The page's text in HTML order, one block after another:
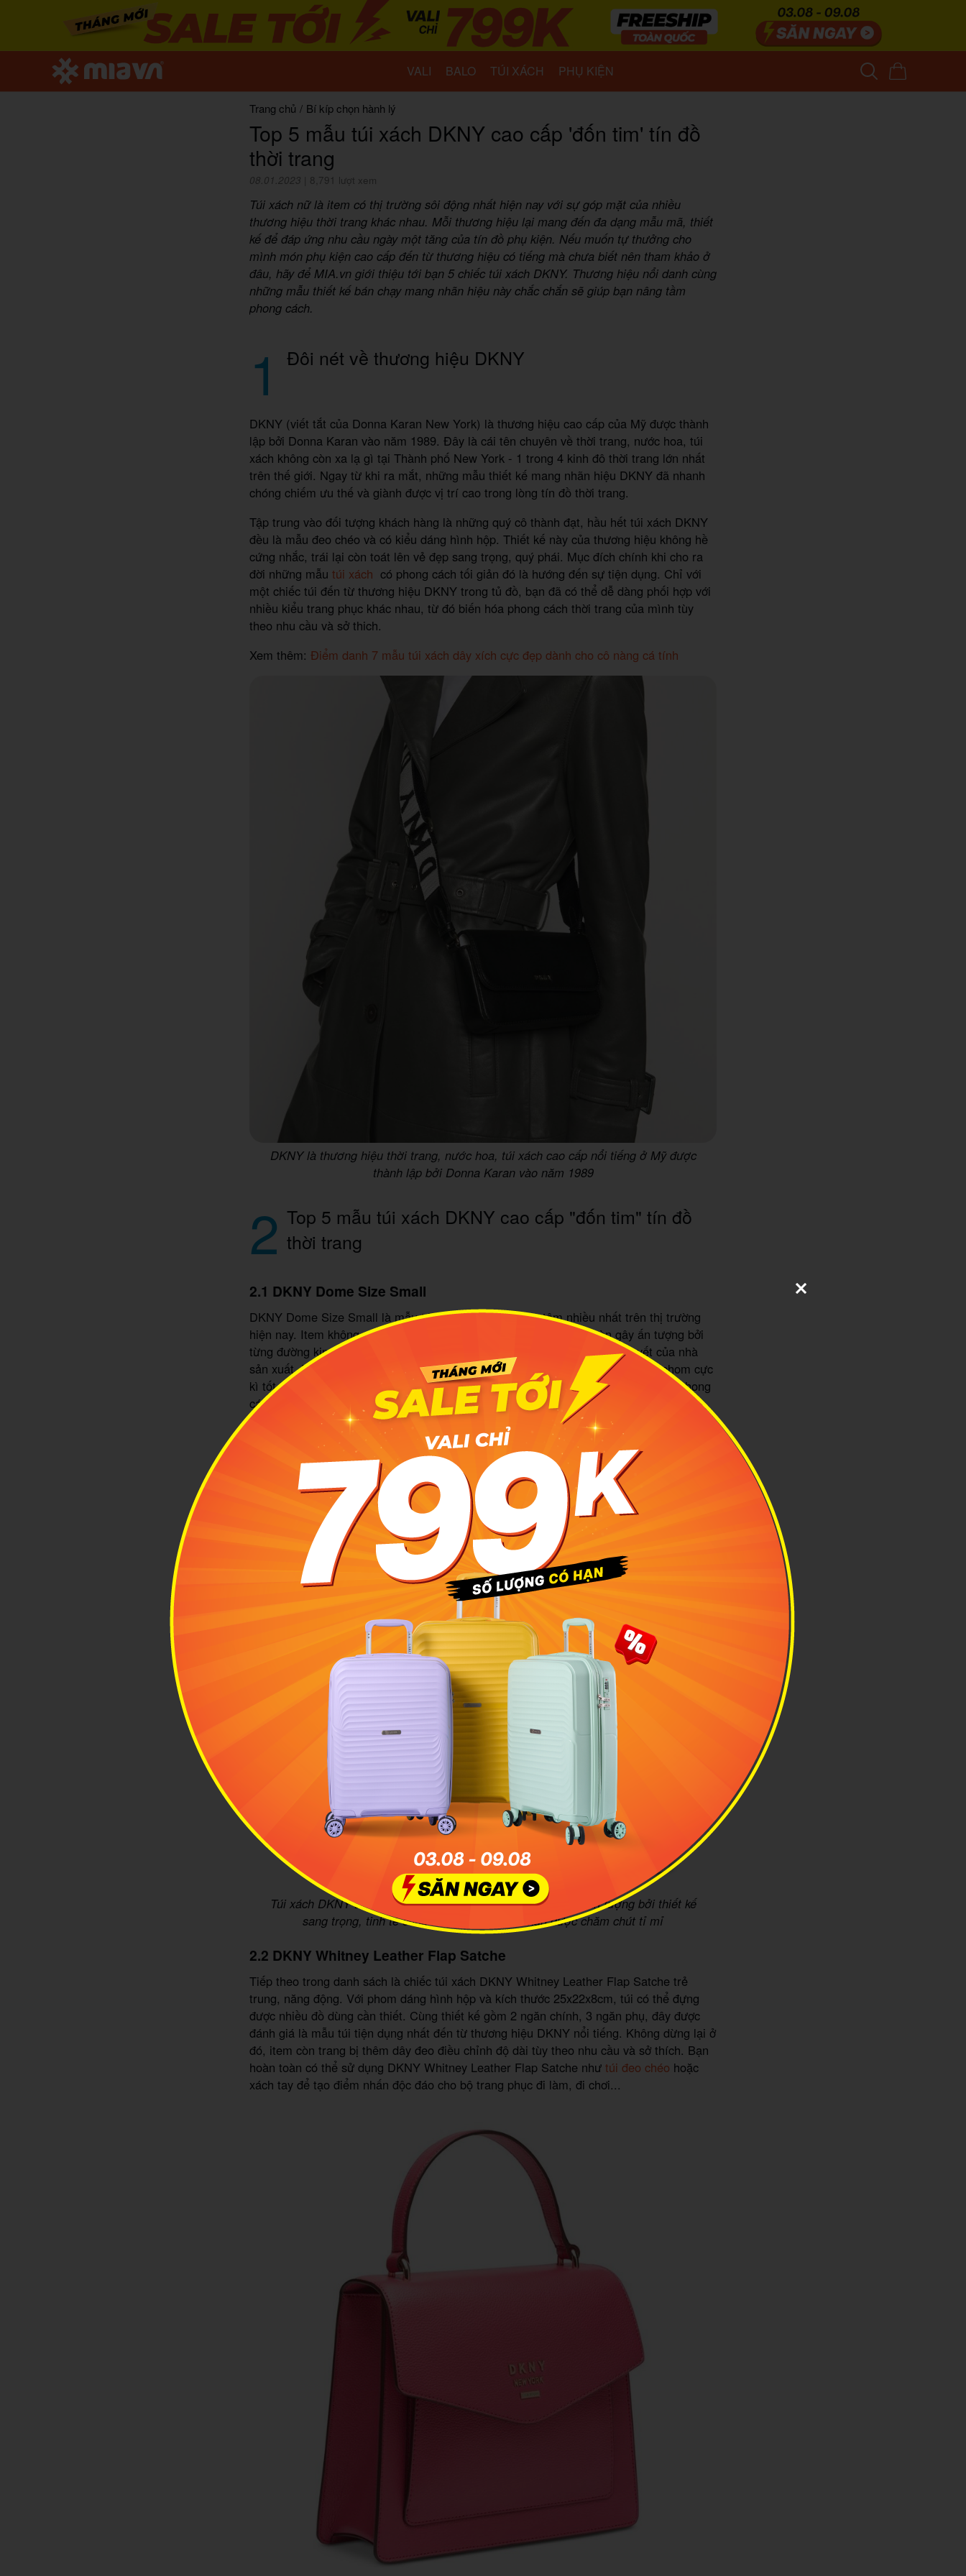
VALI BALO TÚI XÁCH PHỤ KIỆN
Trang chủ / Bí kíp chọn hành lý
Top 5 mẫu túi xách DKNY cao cấp 'đốn tim' tín đồ
thời trang
08.01.2023 8,791 lượt xem
Túi xách nữ là item có thị trường sôi động nhất hiện nay với sự góp mặt của nhiều
thương hiệu thời trang khác nhau. Mỗi thương hiệu lại mang đến đa dạng mẫu mã, thiết
kế để đáp ứng nhu cầu ngày một tăng của tín đồ phụ kiện. Nếu muốn tự thưởng cho
mình món phụ kiện cao cấp đến từ thương hiệu có tiếng mà chưa biết nên tham khảo ở
đâu, hãy để MIA.vn giới thiệu tới bạn 5 chiếc túi xách DKNY. Thương hiệu nổi danh cùng
những mẫu thiết kế bán chạy mang nhãn hiệu này chắc chắn sẽ giúp bạn nâng tầm
phong cách.
1 Đôi nét về thương hiệu DKNY
DKNY (viết tắt của Donna Karan New York) là thương hiệu cao cấp của Mỹ được thành
lập bởi Donna Karan vào năm 1989. Đây là cái tên chuyên về thời trang, nước hoa, túi
xách không còn xa lạ gì tại Thành phố New York - 1 trong 4 kinh đô thời trang lớn nhất
trên thế giới. Ngay từ khi ra mắt, những mẫu thiết kế mang nhãn hiệu DKNY đã nhanh
chóng chiếm ưu thế và giành được vị trí cao trong lòng tín đồ thời trang.
Tập trung vào đối tượng khách hàng là những quý cô thành đạt, hầu hết túi xách DKNY
đều là mẫu đeo chéo và có kiểu dáng hình hộp. Thiết kế này của thương hiệu không hề
cứng nhắc, trái lại còn toát lên vẻ đẹp sang trọng, quý phái. Mục đích chính khi cho ra
đời những mẫu túi xách có phong cách tối giản đó là hướng đến sự tiện dụng. Chỉ với
một chiếc túi đến từ thương hiệu DKNY trong tủ đồ, bạn đã có thể dễ dàng phối hợp với
nhiều kiểu trang phục khác nhau, từ đó biến hóa phong cách thời trang của mình tùy
theo nhu cầu và sở thich.
Xem thêm: Điểm danh 7 mẫu túi xách dây xích cực đẹp dành cho cô nàng cá tính
DKNY là thương hiệu thời trang, nước hoa, túi xách cao cấp nổi tiếng ở Mỹ được
thành lập bởi Donna Karan vào năm 1989
2 Top 5 mẫu túi xách DKNY cao cấp "đốn tim" tín đồ
thời trang
2.1 DKNY Dome Size Small
DKNY Dome Size Small là mẫu túi nhận được sự quan tâm nhiều nhất trên thị trường
hiện nay. Item không chỉ sở hữu thiết kế sang trọng, hiện đại mà còn gây ấn tượng bởi
từng đường kim mũi chỉ được chăm chút tỉ mỉ, chắc chắn thể hiện tâm huyết của nhà
sản xuất. Bởi vì túi được cấu tạo từ chất liệu da cao cấp nên có độ bền và giữ phom cực
kì tốt. Kiểu dáng của túi cũng rất dễ phối đồ, do đó bạn có thể thoải mái làm mới phong
cách thời trang thường ngày với món phụ kiện đến từ thương hiệu DKNY này.
Túi xách DKNY Dome Size Small ngay từ khi ra mắt đã gây ấn tượng bởi thiết kế
sang trọng, tinh tế cùng đường may chắc chắn được chăm chút tỉ mỉ
2.2 DKNY Whitney Leather Flap Satche
Tiếp theo trong danh sách là chiếc túi xách DKNY Whitney Leather Flap Satche trẻ
trung, năng động. Với phom dáng hình hộp và kích thước 25x22x8cm, túi có thể đựng
được nhiều đồ dùng cần thiết. Cùng thiết kế gồm 2 ngăn chính, 3 ngăn phụ, đây được
đánh giá là mẫu túi tiện dụng nhất đến từ thương hiệu DKNY nổi tiếng. Không dừng lại ở
đó, item còn trang bị thêm dây đeo điều chỉnh độ dài tùy theo nhu cầu và sở thích. Bạn
hoàn toàn có thể sử dụng DKNY Whitney Leather Flap Satche như túi đeo chéo hoặc
xách tay để tạo điểm nhấn độc đáo cho bộ trang phục đi làm, đi chơi...